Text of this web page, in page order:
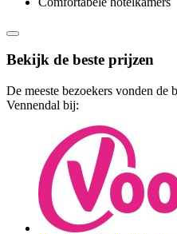
Bekijk de beste prijzen
De meeste bezoekers vonden
Vennendal bij: